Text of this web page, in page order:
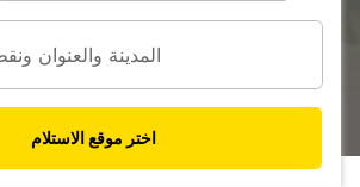
اختر موقع الاستلام